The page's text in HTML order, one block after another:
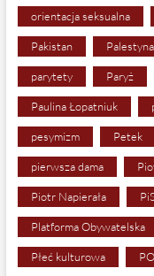
orientacja seksualna
Pakistan Palestyna
parytety Paryż
Paulina Łopatniuk
pesymizm Petek
pierwsza dama
Piotr Napierała
Platforma Obywatelska
Płeć kulturowa PO